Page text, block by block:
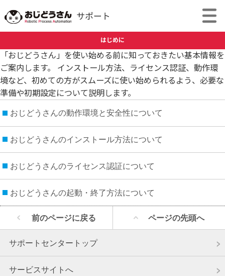
はじめに
「おじどうさん」を使い始める前に知っておきたい基本情報を
ご案内します。 インストール方法、ライセンス認証、動作環
境など、初めての方がスムーズに使い始められるよう、必要な
準備や初期設定について説明します。
おじどうさんの動作環境と安全性について
おじどうさんのインストール方法について
おじどうさんのライセンス認証について
おじどうさんの起動・終了方法について
前のページに戻る ページの先頭へ
サポートセンタートップ
サービスサイトへ